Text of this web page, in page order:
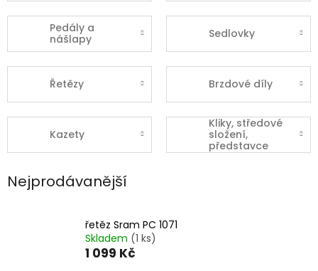
Pedály a
nášlapy
Sedlovky
Řetězy Brzdové díly
Kazety
Kliky, středové
složení,
představce
Nejprodávanější
řetěz Sram PC 1071
Skladem (1 ks)
1 099 Kč